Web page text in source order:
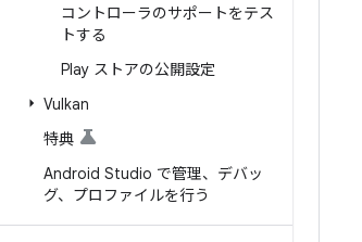
コントローラのサポートをテス
トする
Play ストアの公開設定
Vulkan
特典
Android Studio で管理、デバッ
グ、プロファイルを行う